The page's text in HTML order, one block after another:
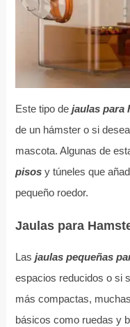
Este tipo de jaulas para
de un hámster o si
mascota. Algunas de
pisosy túneles que
pequeño roedor.
Jaulas para
Las jaulas pequeñas
espacios reducidos o si
más compactas,
básicos como ruedas y